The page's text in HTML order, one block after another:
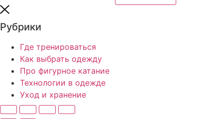
Рубрики
Где тренироваться
Как выбрать одежду
Про фигурное катание
Технологии в одежде
Уход и хранение